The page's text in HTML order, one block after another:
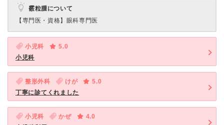
霰粒腫について
【専門医・資格】 眼科専門医
小児科
5.0
小児科
整形外科 けが
5.0
丁寧に診てくれました
小児科 かぜ
4.0